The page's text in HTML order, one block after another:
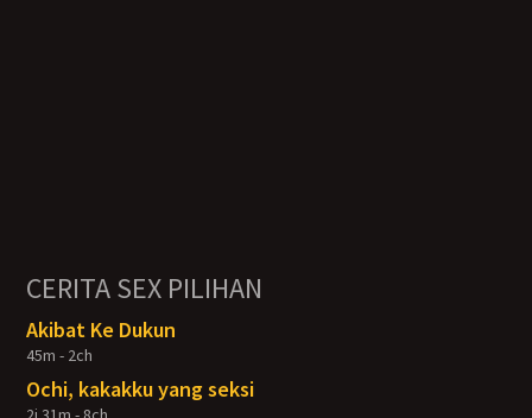
CERITA SEX PILIHAN
Akibat Ke Dukun
45m - 2ch
Ochi, kakakku yang seksi